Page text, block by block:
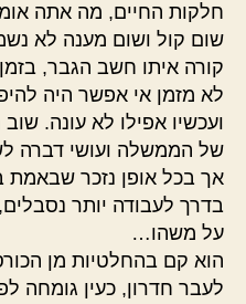
חלקות החיים, מה אתה
שום קול ושום מענה לא
קורה איתו חשב הגבר,
לא מזמן אי אפשר היה
ועכשיו אפילו לא עונה.
של הממשלה ועושי דברה
אך בכל אופן נזכר שבאמת
בדרך לעבודה יותר
על משהו…
הוא קם בהחלטיות מן
לעבר חדרון, כעין גומחה